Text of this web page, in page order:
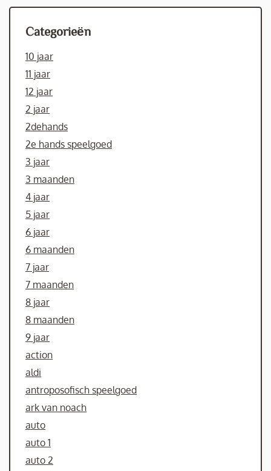
Categorieën
10 jaar
11 jaar
12 jaar
2 jaar
2dehands
2e hands speelgoed
3 jaar
3 maanden
4 jaar
5 jaar
6 jaar
6 maanden
7 jaar
7 maanden
8 jaar
8 maanden
9 jaar
action
aldi
antroposofisch speelgoed
ark van noach
auto
auto 1
auto 2